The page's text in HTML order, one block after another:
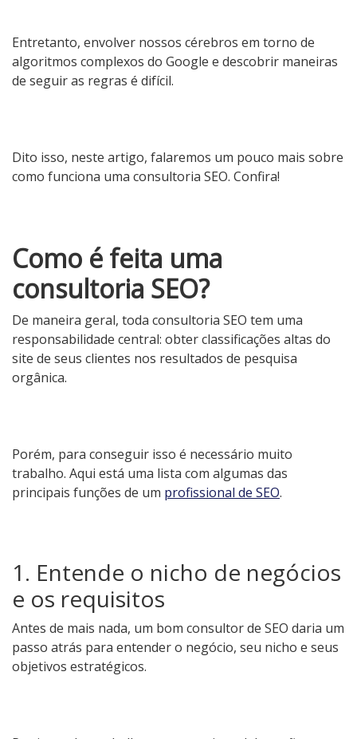
Entretanto, envolver nossos cérebros em torno de
algoritmos complexos do Google e descobrir maneiras
de seguir as regras é difícil.
Dito isso, neste artigo, falaremos um pouco mais sobre
como funciona uma consultoria SEO. Confira!
Como é feita uma
consultoria SEO?
De maneira geral, toda consultoria SEO tem uma
responsabilidade central: obter classificações altas do
site de seus clientes nos resultados de pesquisa
orgânica.
Porém, para conseguir isso é necessário muito
trabalho. Aqui está uma lista com algumas das
principais funções de um profissional de SEO.
1. Entende o nicho de negócios
e os requisitos
Antes de mais nada, um bom consultor de SEO daria um
passo atrás para entender o negócio, seu nicho e seus
objetivos estratégicos.